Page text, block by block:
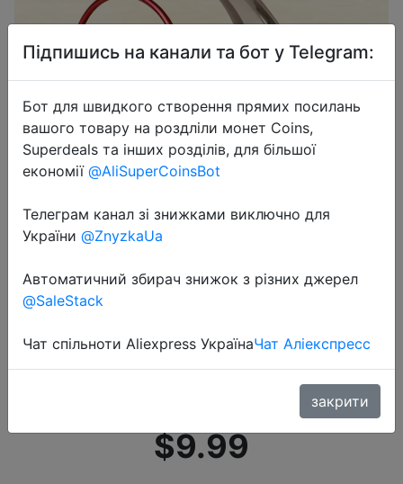
2019-12-01
Металлическая спиннинговая
Рыболовная катушка 1000 7000
серии левый/правый рокер
подшипниковые шарики
$9.99
Підпишись на канали та бот у Telegram:
Бот для швидкого створення прямих посилань
вашого товару на роздліли монет Coins,
Superdeals та інших розділів, для більшої
економії @AliSuperCoinsBot
Телеграм канал зі знижками виключно для
України @ZnyzkaUa
Автоматичний збирач знижок з різних джерел
@SaleStack
Чат спільноти Aliexpress УкраїнаЧат Аліекспресс
закрити